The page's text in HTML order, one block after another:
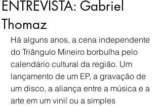
ENTREVISTA: Gabriel
Thomaz
Há alguns anos, a cena independente
do Triângulo Mineiro borbulha pelo
calendário cultural da região. Um
lançamento de um EP, a gravação de
um disco, a aliança entre a música e a
arte em um vinil ou a simples